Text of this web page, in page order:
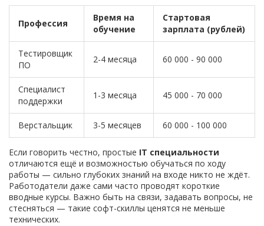
Профессия
Время на
обучение
Стартовая
зарплата (рублей)
Тестировщик
ПО
2-4 месяца 60 000 - 90 000
Специалист
поддержки
1-3 месяца 45 000 - 70 000
Верстальщик 3-5 месяцев 60 000 - 100 000
Если говорить честно, простые IT специальности
отличаются ещё и возможностью обучаться по ходу
работы — сильно глубоких знаний на входе никто не ждёт.
Работодатели даже сами часто проводят короткие
вводные курсы. Важно быть на связи, задавать вопросы, не
стесняться — такие софт-скиллы ценятся не меньше
технических.